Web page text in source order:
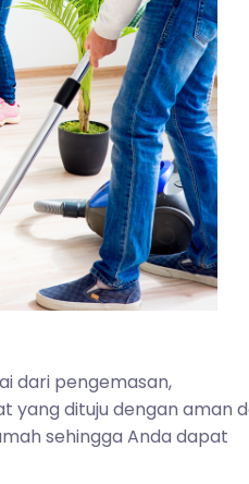
dari pengemasan,
yang dituju dengan aman
sehingga Anda dapat